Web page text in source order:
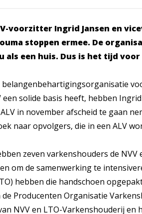
voorzitter Ingrid Jansen en
stoppen ermee. De
als een huis. Dus is het tijd
belangenbehartigingsorganisatie
een solide basis heeft, hebben
in november afscheid te gaan
naar opvolgers, die in een ALV
zeven varkenshouders de
om de samenwerking te
hebben die handschoen
Producenten Organisatie
NVV en LTO-Varkenshouderij